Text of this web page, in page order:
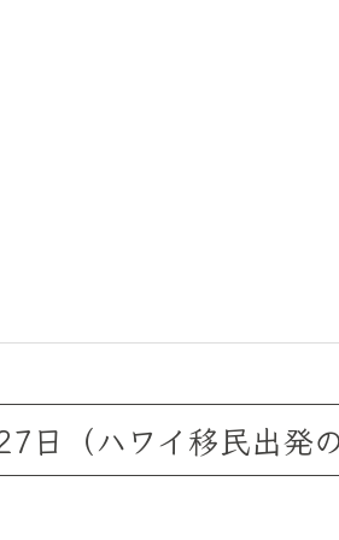
27日（ハワイ移民出